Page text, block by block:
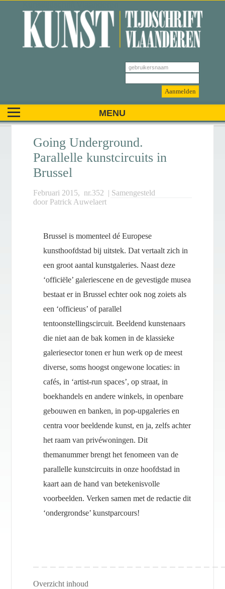
Going Underground.
Parallelle kunstcircuits in
Brussel
Februari 2015, nr.352 | Samengesteld
door Patrick Auwelaert
Brussel is momenteel dé Europese
kunsthoofdstad bij uitstek. Dat vertaalt zich in
een groot aantal kunstgaleries. Naast deze
‘officiële’ galeriescene en de gevestigde musea
bestaat er in Brussel echter ook nog zoiets als
een ‘officieus’ of parallel
tentoonstellingscircuit. Beeldend kunstenaars
die niet aan de bak komen in de klassieke
galeriesector tonen er hun werk op de meest
diverse, soms hoogst ongewone locaties: in
cafés, in ‘artist-run spaces’, op straat, in
boekhandels en andere winkels, in openbare
gebouwen en banken, in pop-upgaleries en
centra voor beeldende kunst, en ja, zelfs achter
het raam van privéwoningen. Dit
themanummer brengt het fenomeen van de
parallelle kunstcircuits in onze hoofdstad in
kaart aan de hand van betekenisvolle
voorbeelden. Verken samen met de redactie dit
‘ondergrondse’ kunstparcours!
Overzicht inhoud